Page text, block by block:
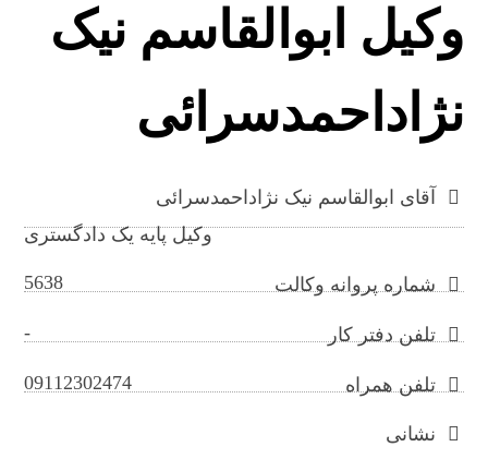
وکیل ابوالقاسم نیک
نژاداحمدسرائی
آقای ابوالقاسم نیک نژاداحمدسرائی
وکیل پایه یک دادگستری
شماره پروانه وکالت 5638
تلفن دفتر کار -
تلفن همراه 09112302474
نشانی